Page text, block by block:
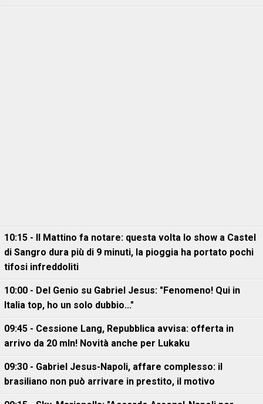
10:15 - Il Mattino fa notare: questa volta lo show a Castel
di Sangro dura più di 9 minuti, la pioggia ha portato pochi
tifosi infreddoliti
10:00 - Del Genio su Gabriel Jesus: "Fenomeno! Qui in
Italia top, ho un solo dubbio..."
09:45 - Cessione Lang, Repubblica avvisa: offerta in
arrivo da 20 mln! Novità anche per Lukaku
09:30 - Gabriel Jesus-Napoli, affare complesso: il
brasiliano non può arrivare in prestito, il motivo